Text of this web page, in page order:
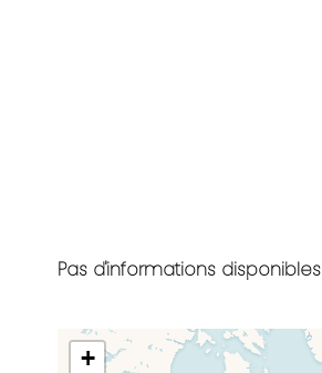
Pas d'informations disponibles
+